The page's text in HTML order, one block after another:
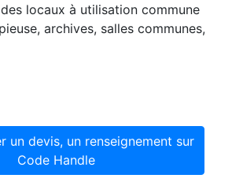
locaux à utilisation commune
archives, salles communes,
un devis, un renseignement sur
Code Handle